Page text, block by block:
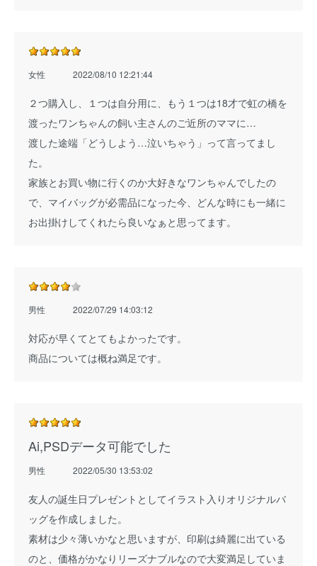
女性 2022/08/10 12:21:44
２つ購入し、１つは自分用に、もう１つは18才で虹の橋を
渡ったワンちゃんの飼い主さんのご近所のママに…
渡した途端「どうしよう…泣いちゃう」って言ってまし
た。
家族とお買い物に行くのか大好きなワンちゃんでしたの
で、マイバッグが必需品になった今、どんな時にも一緒に
お出掛けしてくれたら良いなぁと思ってます。
男性 2022/07/29 14:03:12
対応が早くてとてもよかったです。
商品については概ね満足です。
Ai,PSDデータ可能でした
男性 2022/05/30 13:53:02
友人の誕生日プレゼントとしてイラスト入りオリジナルバ
ッグを作成しました。
素材は少々薄いかなと思いますが、印刷は綺麗に出ている
のと、価格がかなりリーズナブルなので大変満足していま